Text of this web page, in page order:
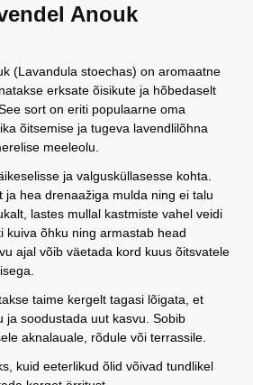
Anouk
(Lavandula stoechas) on aromaatne
erksate õisikute ja hõbedaselt
sort on eriti populaarne oma
õitsemise ja tugeva lavendlilõhna
meeleolu.
ja valgusküllasesse kohta.
ja hea drenaažiga mulda ning ei talu
lastes mullal kastmiste vahel veidi
kuiva õhku ning armastab head
ajal võib väetada kord kuus õitsvatele
taime kergelt tagasi lõigata, et
ja soodustada uut kasvu. Sobib
aknalauale, rõdule või terrassile.
kuid eeterlikud õlid võivad tundlikel